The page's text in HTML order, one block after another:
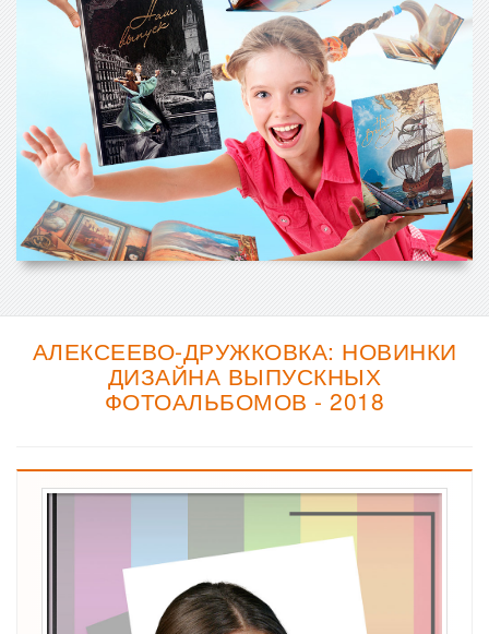
АЛЕКСЕЕВО-ДРУЖКОВКА: НОВИНКИ
ДИЗАЙНА ВЫПУСКНЫХ
ФОТОАЛЬБОМОВ - 2018